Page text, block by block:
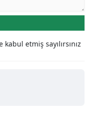
kabul etmiş sayılırsınız